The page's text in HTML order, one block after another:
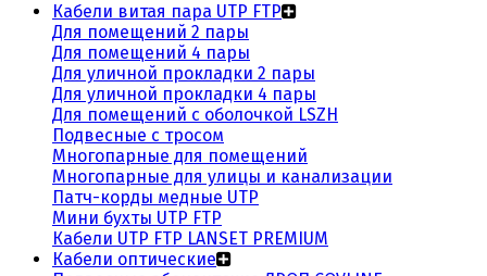
Кабели витая пара UTP FTP
Для помещений 2 пары
Для помещений 4 пары
Для уличной прокладки 2 пары
Для уличной прокладки 4 пары
Для помещений с оболочкой LSZH
Подвесные с тросом
Многопарные для помещений
Многопарные для улицы и канализации
Патч-корды медные UTP
Мини бухты UTP FTP
Кабели UTP FTP LANSET PREMIUM
Кабели оптические